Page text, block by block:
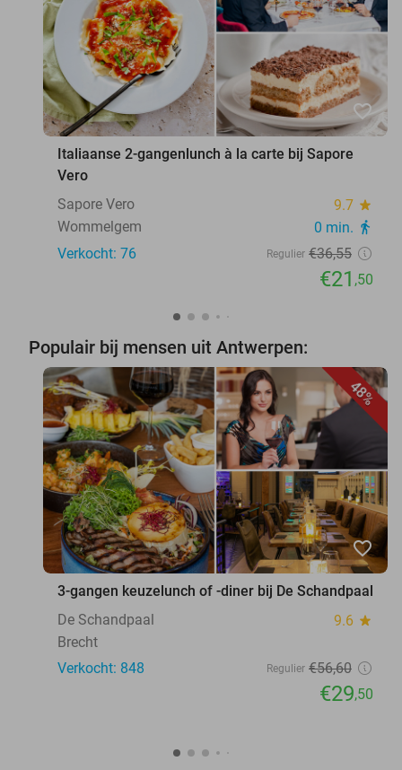
favorite_border
Italiaanse 2-gangenlunch à la carte bij Sapore
Vero
Sapore Vero
9.7 star
Wommelgem 0 min. directions_walk
Verkocht: 76 Regulier €36,55
€21 ,50
Populair bij mensen uit Antwerpen:
48%
favorite_border
3-gangen keuzelunch of -diner bij De Schandpaal
De Schandpaal
9.6 star
Brecht
Verkocht: 848
Regulier €56,60
€29,50